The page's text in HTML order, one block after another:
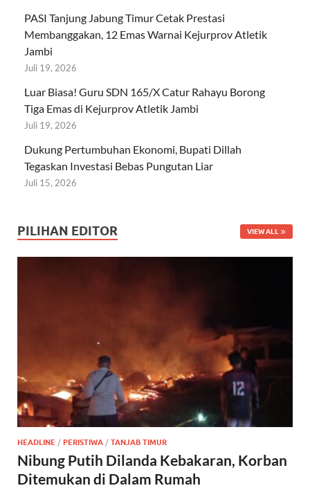
PASI Tanjung Jabung Timur Cetak Prestasi
Membanggakan, 12 Emas Warnai Kejurprov Atletik
Jambi
Juli 19, 2026
Luar Biasa! Guru SDN 165/X Catur Rahayu Borong
Tiga Emas di Kejurprov Atletik Jambi
Juli 19, 2026
Dukung Pertumbuhan Ekonomi, Bupati Dillah
Tegaskan Investasi Bebas Pungutan Liar
Juli 15, 2026
PILIHAN EDITOR VIEW ALL
HEADLINE / PERISTIWA / TANJAB TIMUR
Nibung Putih Dilanda Kebakaran, Korban
Ditemukan di Dalam Rumah